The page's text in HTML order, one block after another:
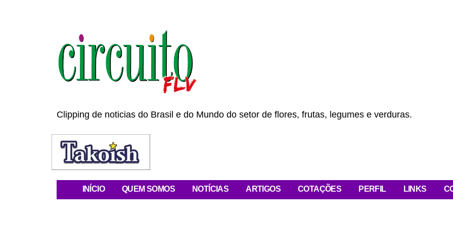
Clipping de noticias do Brasil e do Mundo do setor de flores, frutas, legumes e verduras.
INÍCIO QUEM SOMOS NOTÍCIAS ARTIGOS COTAÇÕES PERFIL LINKS